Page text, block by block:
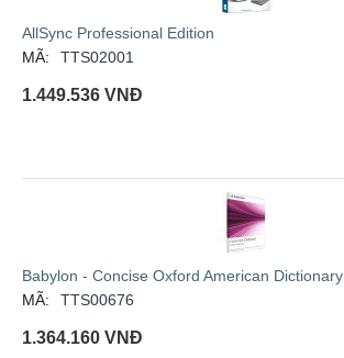
AllSync Professional Edition
MÃ:
TTS02001
1.449.536 VNĐ
Babylon - Concise Oxford American Dictionary
MÃ:
TTS00676
1.364.160 VNĐ